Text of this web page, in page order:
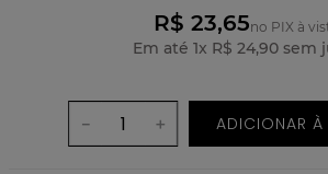
R$ 23,65no PIX à
Em até 1x R$ 24,90sem
＋
－ ADICIONAR